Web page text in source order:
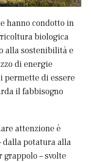
hanno condotto in
biologica
alla sostenibilità e
di energie
permette di essere
il fabbisogno
attenzione è
dalla potatura alla
– svolte